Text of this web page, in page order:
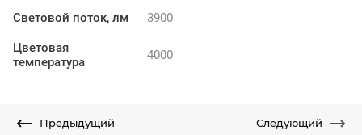
Световой поток, лм 3900
Цветовая
температура
4000
Предыдущий Следующий